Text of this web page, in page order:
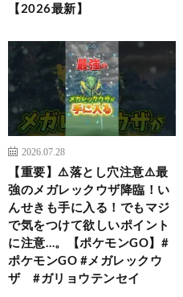
【2026最新】
2026.07.28
【重要】⚠️落とし穴注意⚠️最
強のメガレックウザ降臨！い
んせきも手に入る！でもマジ
で気をつけて欲しいポイント
に注意…。【ポケモンGO】#
ポケモンGO #メガレックウ
ザ #ガリョウテンセイ